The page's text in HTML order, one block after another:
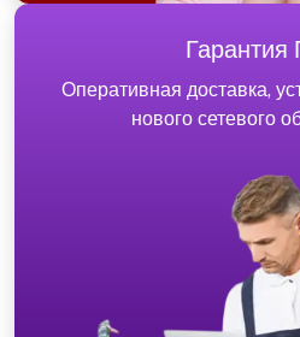
Оперативная доставка,
нового сетевого